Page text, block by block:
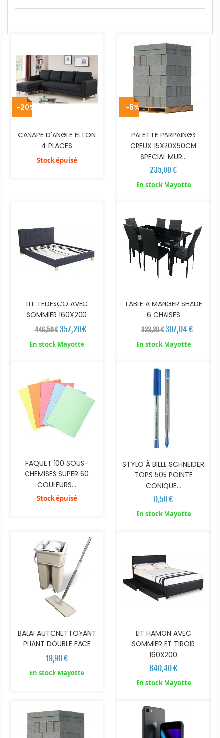
CANAPE D'ANGLE ELTON
4 PLACES
Stock épuisé
PALETTE PARPAINGS
CREUX 15X20X50CM
SPECIAL MUR...
235,00 €
En stock Mayotte
-20%
LIT TEDESCO AVEC
SOMMIER 160X200
446,50 € 357,20 €
En stock Mayotte
-5%
TABLE A MANGER SHADE
6 CHAISES
323,20 €307,04 €
En stock Mayotte
PAQUET 100 SOUS-
CHEMISES SUPER 60
COULEURS...
Stock épuisé
STYLO À BILLE SCHNEIDER
TOPS 505 POINTE
CONIQUE...
0,50 €
En stock Mayotte
BALAI AUTONETTOYANT
PLIANT DOUBLE FACE
19,90 €
En stock Mayotte
LIT HAMON AVEC
SOMMIER ET TIROIR
160X200
840,40 €
En stock Mayotte